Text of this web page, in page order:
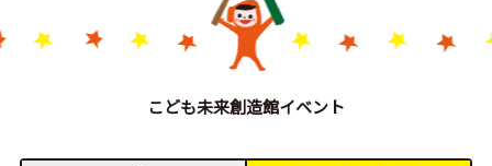
Gがくえん
お知らせこども未来創造館イベント